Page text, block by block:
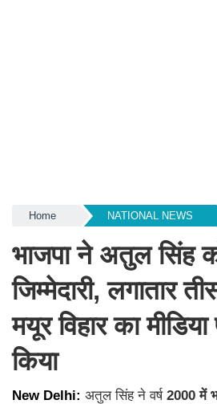
Home NATIONAL NEWS
भाजपा ने अतुल सिंह
जिम्मेदारी, लगातार
मयूर विहार का
किया
New Delhi: अतुल सिंह ने वर्ष 2000 में